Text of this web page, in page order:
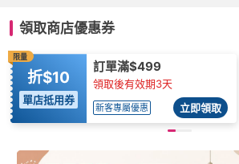
領取商店優惠券
限量
折$10
單店抵用券
訂單滿$499
領取後有效期3天
新客專屬優惠 立即領取